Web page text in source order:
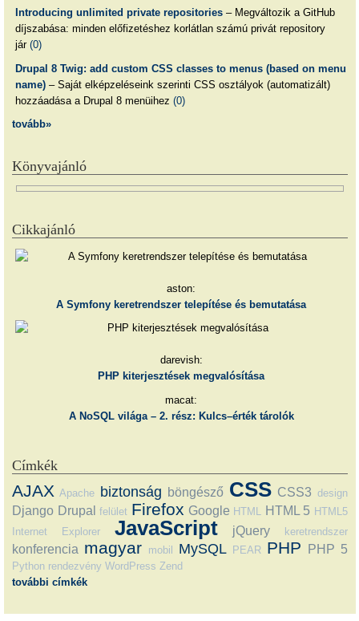
Introducing unlimited private repositories– Megváltozik a GitHub
díjszabása: minden előfizetéshez korlátlan számú privát repository
jár (0)
Drupal 8 Twig: add custom CSS classes to menus (based on menu
name)– Saját elképzeléseink szerinti CSS osztályok (automatizált)
hozzáadása a Drupal 8 menüihez (0)
tovább»
Könyvajánló
Cikkajánló
aston:
A Symfony keretrendszer telepítése és bemutatása
darevish:
PHP kiterjesztések megvalósítása
macat:
A NoSQL világa – 2. rész: Kulcs–érték tárolók
Címkék
AJAX Apache biztonság böngésző CSS CSS3 design
Django Drupal felület Firefox Google HTML HTML 5 HTML5
Internet Explorer
JavaScript jQuery keretrendszer
konferencia magyar mobil MySQL PEAR PHP PHP 5
Python rendezvény WordPress Zend
további címkék